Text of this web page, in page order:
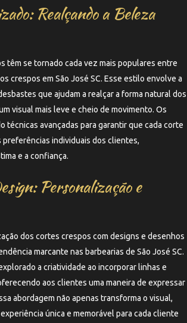
Realçando a Beleza
têm se tornado cada vez mais populares entre
crespos em São José SC. Esse estilo envolve a
que ajudam a realçar a forma natural dos
visual mais leve e cheio de movimento. Os
técnicas avançadas para garantir que cada corte
preferências individuais dos clientes,
e a confiança.
Personalização e
dos cortes crespos com designs e desenhos
marcante nas barbearias de São José SC.
a criatividade ao incorporar linhas e
aos clientes uma maneira de expressar
abordagem não apenas transforma o visual,
única e memorável para cada cliente